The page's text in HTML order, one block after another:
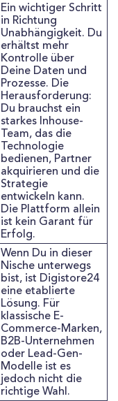
Ein wichtiger Schritt
in Richtung
Unabhängigkeit. Du
erhältst mehr
Kontrolle über
Deine Daten und
Prozesse. Die
Herausforderung:
Du brauchst ein
starkes Inhouse-
Team, das die
Technologie
bedienen, Partner
akquirieren und die
Strategie
entwickeln kann.
Die Plattform allein
ist kein Garant für
Erfolg.
Wenn Du in dieser
Nische unterwegs
bist, ist Digistore24
eine etablierte
Lösung. Für
klassische E-
Commerce-Marken,
B2B-Unternehmen
oder Lead-Gen-
Modelle ist es
jedoch nicht die
richtige Wahl.